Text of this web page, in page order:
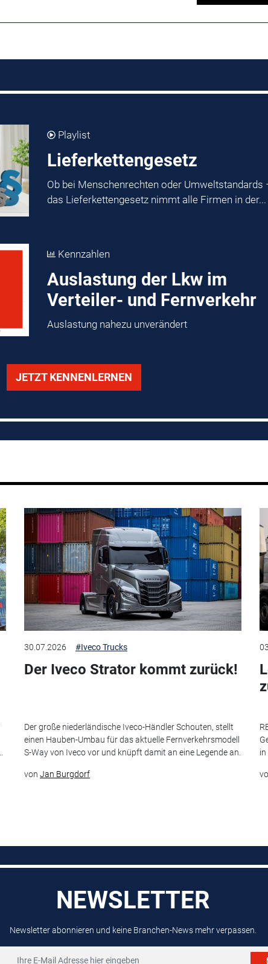
Playlist
Lieferkettengesetz
Ob bei Menschenrechten oder Umweltstandards
das Lieferkettengesetz nimmt alle Firmen in der...
Kennzahlen
Auslastung der Lkw im
Verteiler- und Fernverkehr
Auslastung nahezu unverändert
JETZT KENNENLERNEN
30.07.2026 #Iveco Trucks
Der Iveco Strator kommt zurück!
Der große niederländische Iveco-Händler Schouten, stellt
einen Hauben-Umbau für das aktuelle Fernverkehrsmodell
S-Way von Iveco vor und knüpft damit an eine Legende an.
von Jan Burgdorf
in
NEWSLETTER
Newsletter abonnieren und keine Branchen-News mehr verpassen.